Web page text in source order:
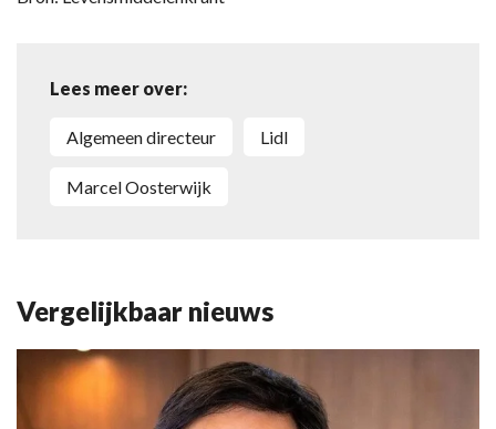
Lees meer over:
Algemeen directeur Lidl
Marcel Oosterwijk
Vergelijkbaar nieuws